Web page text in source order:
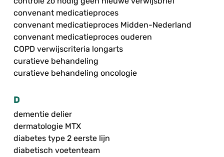
convenant medicatieproces
convenant medicatieproces Midden-Nederland
convenant medicatieproces ouderen
COPD verwijscriteria longarts
curatieve behandeling
curatieve behandeling oncologie
D
dementie delier
dermatologie MTX
diabetes type 2 eerste lijn
diabetisch voetenteam